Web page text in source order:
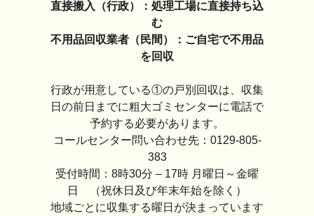
直接搬入（行政）：処理工場に直接持ち込
む
不用品回収業者（民間）：ご自宅で不用品
を回収
行政が用意している①の戸別回収は、収集
日の前日までに粗大ゴミセンターに電話で
予約する必要があります。
コールセンター問い合わせ先：0129-805-
383
受付時間：8時30分 – 17時 月曜日～金曜
日 （祝休日及び年末年始を除く）
地域ごとに収集する曜日が決まっています